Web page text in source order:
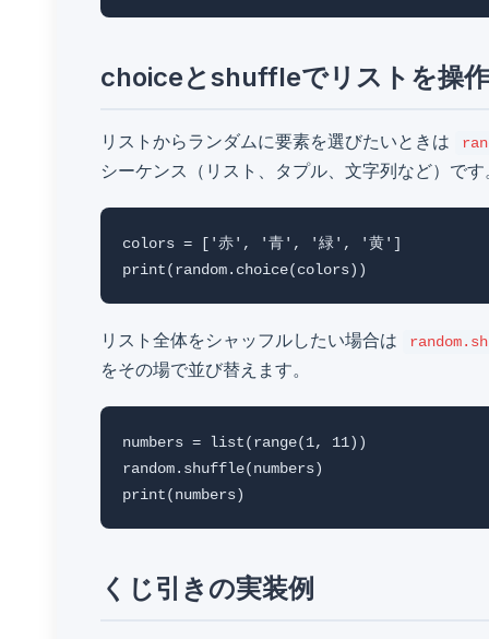
choiceとshuffleでリストを操作
リストからランダムに要素を選びたいときは
シーケンス（リスト、タプル、文字列など）です
colors = ['赤', '青', '緑', '黄']
リスト全体をシャッフルしたい場合は
をその場で並び替えます。
numbers = list(range(1, 11))
random.shuffle(numbers)
くじ引きの実装例